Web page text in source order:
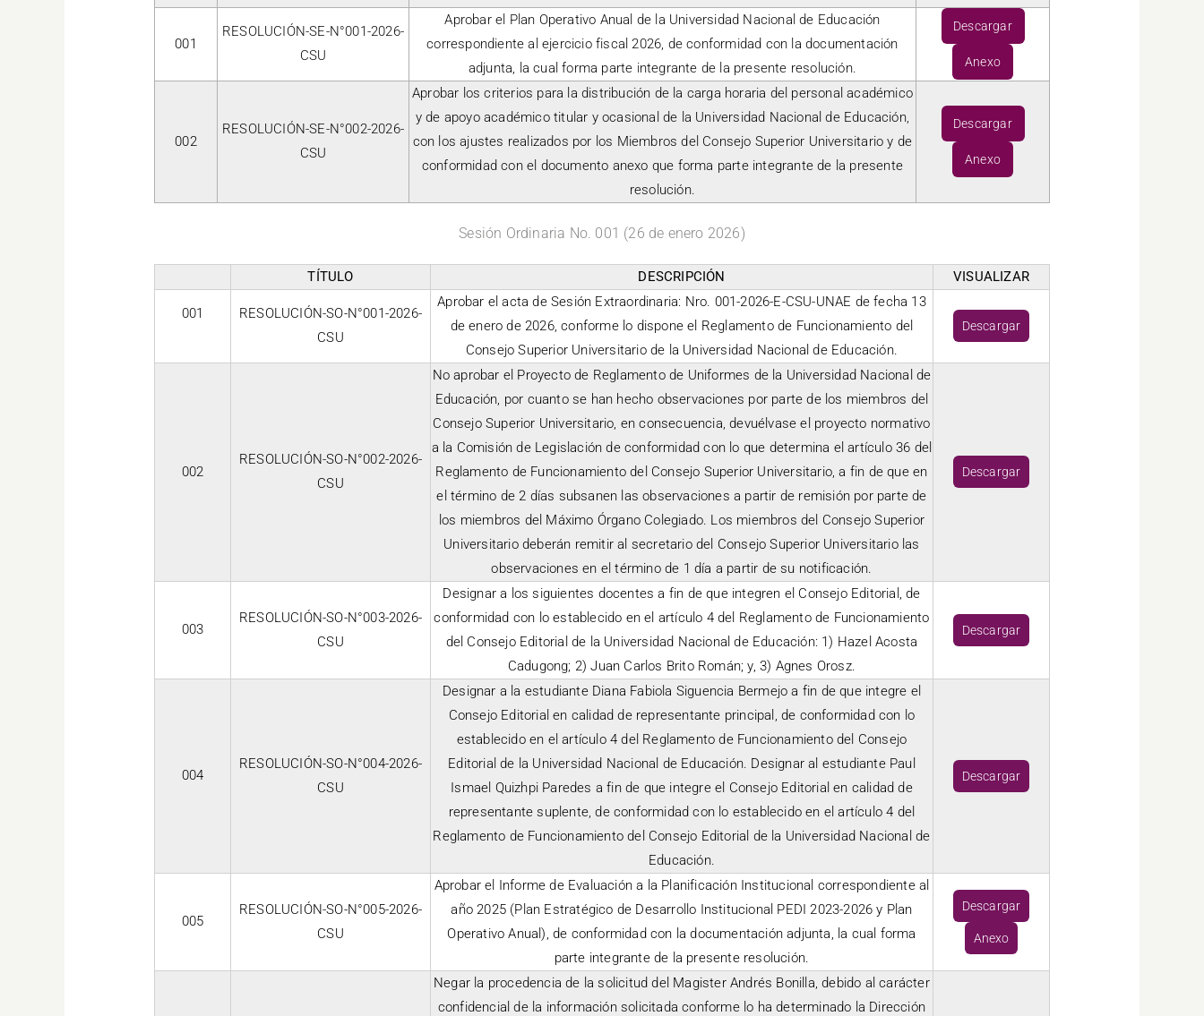
001
RESOLUCIÓN-SE-N°001-2026-
CSU
Aprobar el Plan Operativo Anual de la Universidad Nacional de Educación
correspondiente al ejercicio fiscal 2026, de conformidad con la documentación
adjunta, la cual forma parte integrante de la presente resolución.
Descargar
Anexo
002
RESOLUCIÓN-SE-N°002-2026-
CSU
Aprobar los criterios para la distribución de la carga horaria del personal académico
y de apoyo académico titular y ocasional de la Universidad Nacional de Educación,
con los ajustes realizados por los Miembros del Consejo Superior Universitario y de
conformidad con el documento anexo que forma parte integrante de la presente
resolución.
Descargar
Anexo
Sesión Ordinaria No. 001 (26 de enero 2026)
TÍTULO DESCRIPCIÓN VISUALIZAR
001
RESOLUCIÓN-SO-N°001-2026-
CSU
Aprobar el acta de Sesión Extraordinaria: Nro. 001-2026-E-CSU-UNAE de fecha 13
de enero de 2026, conforme lo dispone el Reglamento de Funcionamiento del
Consejo Superior Universitario de la Universidad Nacional de Educación.
Descargar
002
RESOLUCIÓN-SO-N°002-2026-
CSU
No aprobar el Proyecto de Reglamento de Uniformes de la Universidad Nacional de
Educación, por cuanto se han hecho observaciones por parte de los miembros del
Consejo Superior Universitario, en consecuencia, devuélvase el proyecto normativo
a la Comisión de Legislación de conformidad con lo que determina el artículo 36 del
Reglamento de Funcionamiento del Consejo Superior Universitario, a fin de que en
el término de 2 días subsanen las observaciones a partir de remisión por parte de
los miembros del Máximo Órgano Colegiado. Los miembros del Consejo Superior
Universitario deberán remitir al secretario del Consejo Superior Universitario las
observaciones en el término de 1 día a partir de su notificación.
Descargar
003
RESOLUCIÓN-SO-N°003-2026-
CSU
Designar a los siguientes docentes a fin de que integren el Consejo Editorial, de
conformidad con lo establecido en el artículo 4 del Reglamento de Funcionamiento
del Consejo Editorial de la Universidad Nacional de Educación: 1) Hazel Acosta
Cadugong; 2) Juan Carlos Brito Román; y, 3) Agnes Orosz.
Descargar
004
RESOLUCIÓN-SO-N°004-2026-
CSU
Designar a la estudiante Diana Fabiola Siguencia Bermejo a fin de que integre el
Consejo Editorial en calidad de representante principal, de conformidad con lo
establecido en el artículo 4 del Reglamento de Funcionamiento del Consejo
Editorial de la Universidad Nacional de Educación. Designar al estudiante Paul
Ismael Quizhpi Paredes a fin de que integre el Consejo Editorial en calidad de
representante suplente, de conformidad con lo establecido en el artículo 4 del
Reglamento de Funcionamiento del Consejo Editorial de la Universidad Nacional de
Educación.
Descargar
005
RESOLUCIÓN-SO-N°005-2026-
CSU
Aprobar el Informe de Evaluación a la Planificación Institucional correspondiente al
año 2025 (Plan Estratégico de Desarrollo Institucional PEDI 2023-2026 y Plan
Operativo Anual), de conformidad con la documentación adjunta, la cual forma
parte integrante de la presente resolución.
Descargar
Anexo
Negar la procedencia de la solicitud del Magister Andrés Bonilla, debido al carácter
confidencial de la información solicitada conforme lo ha determinado la Dirección